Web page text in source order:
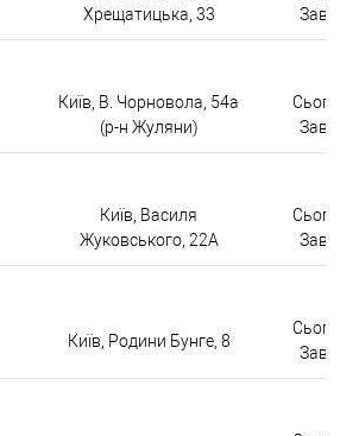
Хрещатицька, 33
Київ, В. Чорновола, 54а
(р-н Жуляни)
Київ, Василя
Жуковського, 22А
Київ, Родини Бунге, 8